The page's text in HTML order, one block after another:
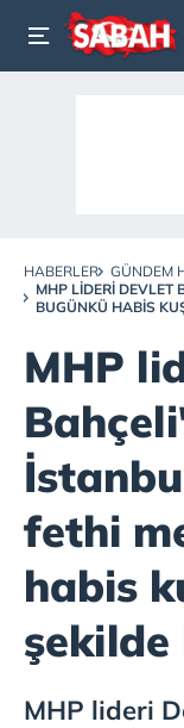
HABERLER
GÜNDEM
MHP LIDERI DEVLET
BUGÜNKÜ HABIS
MHP
fethi
habis
şekilde
MHP lideri